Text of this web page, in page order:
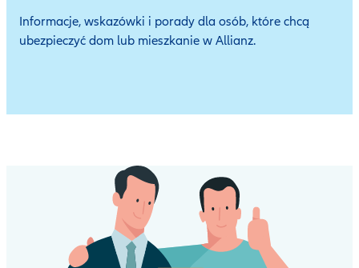
Informacje, wskazówki i porady dla osób, które chcą
ubezpieczyć dom lub mieszkanie w Allianz.